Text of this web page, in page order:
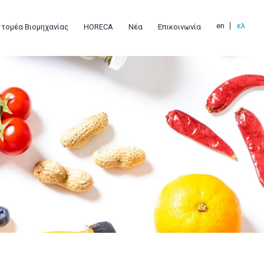
Βιομηχανίας HORECA Νέα Επικοινωνία en ελ